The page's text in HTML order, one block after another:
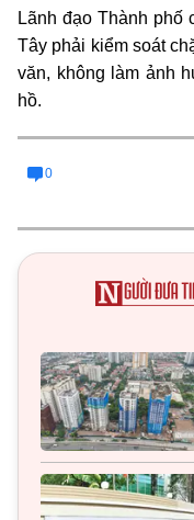
Lãnh đạo Thành
Tây phải kiểm soát
văn, không làm ảnh
hồ.
0